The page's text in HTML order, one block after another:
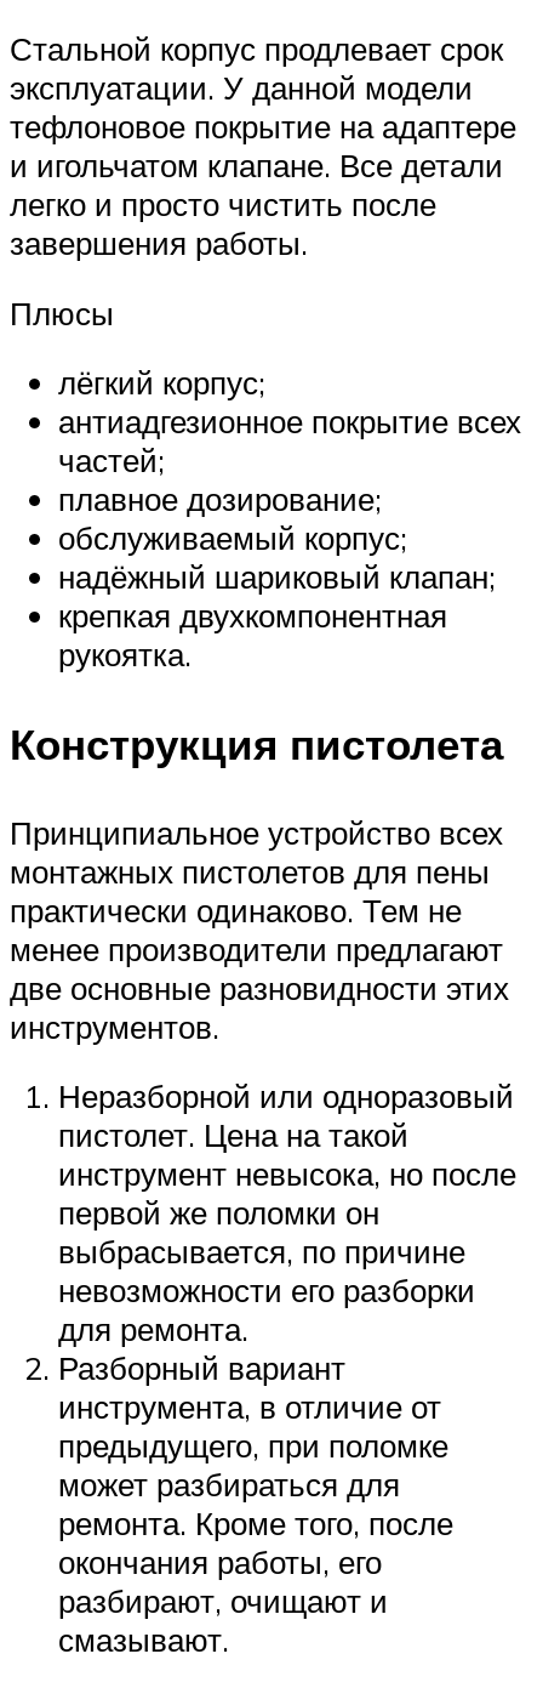
Стальной корпус продлевает срок
эксплуатации. У данной модели
тефлоновое покрытие на адаптере
и игольчатом клапане. Все детали
легко и просто чистить после
завершения работы.
Плюсы
лёгкий корпус;
антиадгезионное покрытие всех
частей;
плавное дозирование;
обслуживаемый корпус;
надёжный шариковый клапан;
крепкая двухкомпонентная
рукоятка.
Конструкция пистолета
Принципиальное устройство всех
монтажных пистолетов для пены
практически одинаково. Тем не
менее производители предлагают
две основные разновидности этих
инструментов.
Неразборной или одноразовый
пистолет. Цена на такой
инструмент невысока, но после
первой же поломки он
выбрасывается, по причине
невозможности его разборки
для ремонта.
Разборный вариант
инструмента, в отличие от
предыдущего, при поломке
может разбираться для
ремонта. Кроме того, после
окончания работы, его
разбирают, очищают и
смазывают.